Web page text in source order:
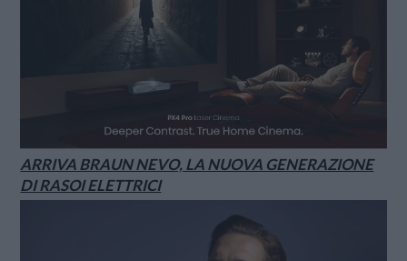
ARRIVA BRAUN NEVO, LA NUOVA GENERAZIONE
DI RASOI ELETTRICI